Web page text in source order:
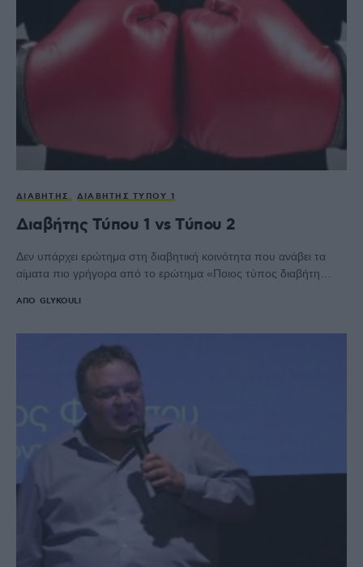
ΔΙΑΒΉΤΗΣ ΔΙΑΒΉΤΗΣ ΤΎΠΟΥ 1
Διαβήτης Tύπου 1 vs Tύπου 2
Δεν υπάρχει ερώτημα στη διαβητική κοινότητα που ανάβει τα
αίματα πιο γρήγορα από το ερώτημα «Ποιος τύπος διαβήτη…
ΑΠΌ GLYKOULI